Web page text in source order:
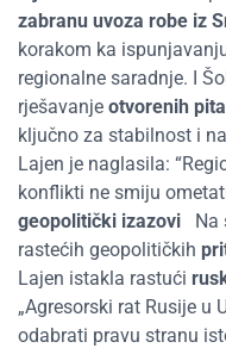
zabranu uvoza robe iz
korakom ka
regionalne saradnje. I
rješavanje otvorenih
ključno za stabilnost i
Lajen je naglasila:
konflikti ne smiju
geopolitički izazovi
Na
rastećih geopolitičkih
Lajen istakla rastući
„Agresorski rat Rusije u
odabrati pravu stranu